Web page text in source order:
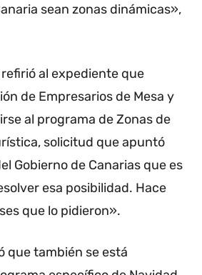
sean zonas dinámicas»,
al expediente que
de Empresarios de Mesa y
al programa de Zonas de
solicitud que apuntó
Gobierno de Canarias que es
esa posibilidad. Hace
que lo pidieron».
que también se está